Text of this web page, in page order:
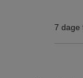
7 dage